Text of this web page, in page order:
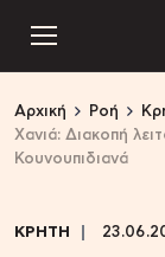
Αρχική Ροή
Xανιά: Διακοπή
Κουνουπιδιανά
ΚΡΗΤΗ